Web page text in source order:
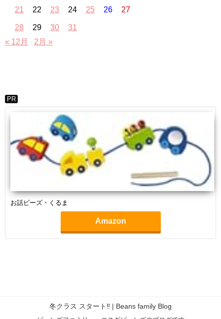
21 22 23 24 25 26 27
28 29 30
31
« 12月
2月 »
PR
お話ビーズ・くるま
Amazon
冬クラス スタート‼︎ | Beans family Blog